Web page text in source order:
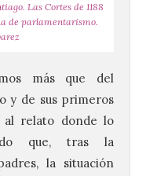
Las Cortes de 1188
de parlamentarismo.
más que del
y de sus primeros
al relato donde lo
que, tras la
la situación